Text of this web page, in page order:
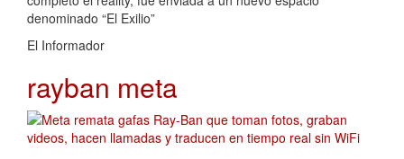
denominado “El Exilio”
El Informador
rayban meta